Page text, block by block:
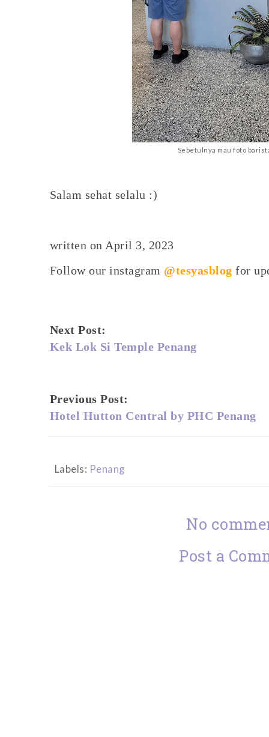
Sebetulnya mau foto
Salam sehat selalu :)
written on April 3, 2023
Follow our instagram @tesyasblog for
Next Post:
Kek Lok Si Temple Penang
Previous Post:
Hotel Hutton Central by PHC Penang
Labels: Penang
No
Post a